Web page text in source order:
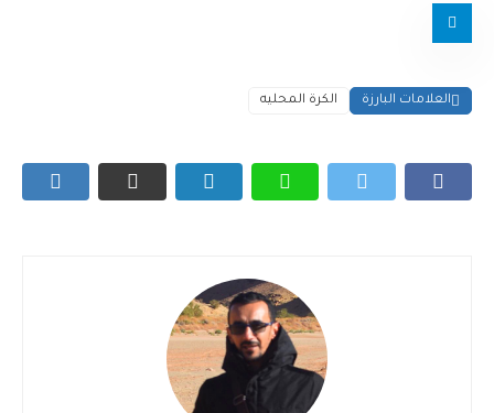
العلامات البارزة الكرة المحليه